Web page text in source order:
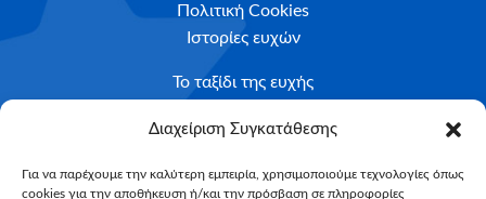
Διαχείριση Συγκατάθεσης
Για να παρέχουμε την καλύτερη εμπειρία, χρησιμοποιούμε τεχνολογίες όπως
cookies για την αποθήκευση ή/και την πρόσβαση σε πληροφορίες
Πολιτική Cookies
Ιστορίες ευχών
Το ταξίδι της ευχής
Κριτήρια Καταλληλότητας
Υποβολή Αιτήματος